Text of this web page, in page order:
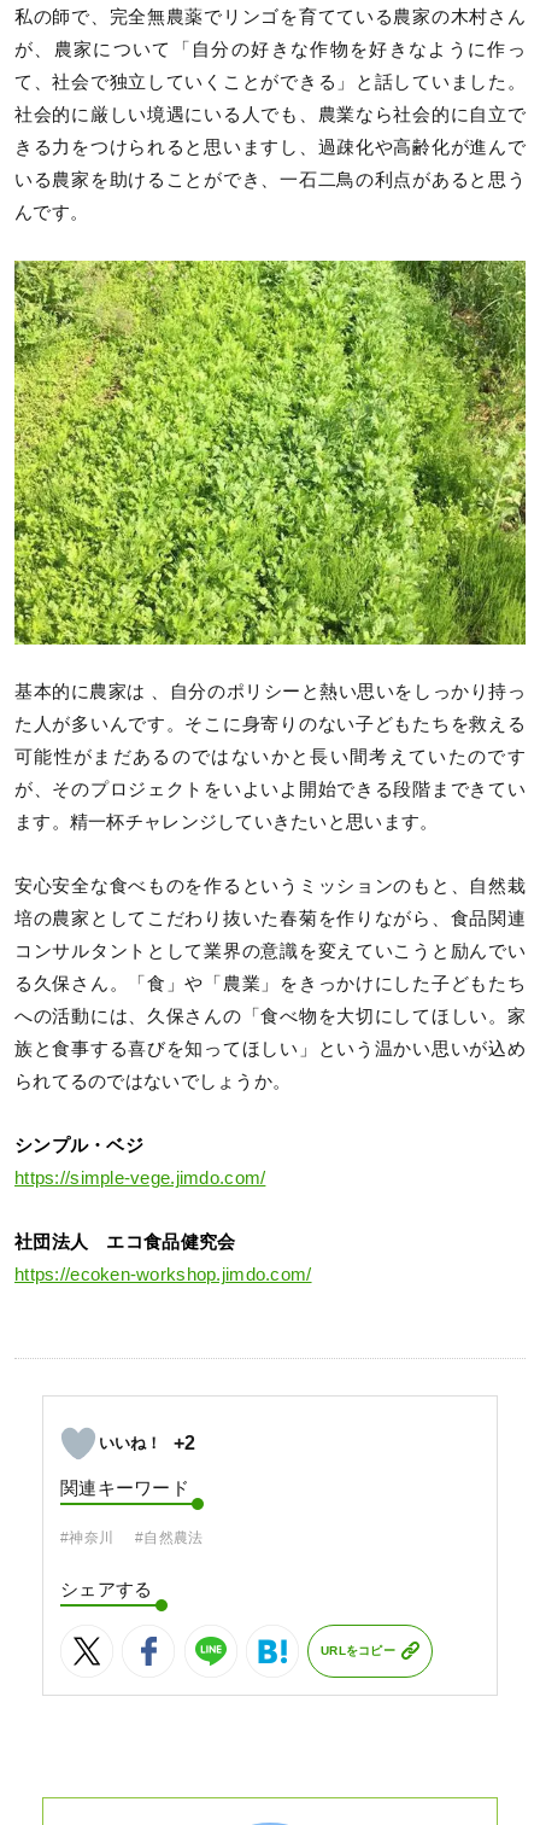
私の師で、完全無農薬でリンゴを育てている農家の木村さん
が、農家について「自分の好きな作物を好きなように作っ
て、社会で独立していくことができる」と話していました。
社会的に厳しい境遇にいる人でも、農業なら社会的に自立で
きる力をつけられると思いますし、過疎化や高齢化が進んで
いる農家を助けることができ、一石二鳥の利点があると思う
んです。
基本的に農家は 、自分のポリシーと熱い思いをしっかり持っ
た人が多いんです。そこに身寄りのない子どもたちを救える
可能性がまだあるのではないかと長い間考えていたのです
が、そのプロジェクトをいよいよ開始できる段階まできてい
ます。精一杯チャレンジしていきたいと思います。
安心安全な食べものを作るというミッションのもと、自然栽
培の農家としてこだわり抜いた春菊を作りながら、食品関連
コンサルタントとして業界の意識を変えていこうと励んでい
る久保さん。「食」や「農業」をきっかけにした子どもたち
への活動には、久保さんの「食べ物を大切にしてほしい。家
族と食事する喜びを知ってほしい」という温かい思いが込め
られてるのではないでしょうか。
シンプル・ベジ
https://simple-vege.jimdo.com/
社団法人 エコ食品健究会
https://ecoken-workshop.jimdo.com/
+2
関連キーワード
#神奈川 #自然農法
シェアする
URLをコピー